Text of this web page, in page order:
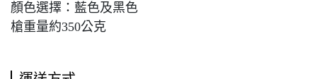
顏色選擇：藍色及黑色
槍重量約350公克